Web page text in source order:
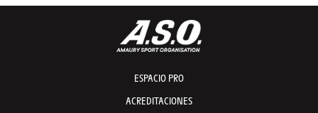
ESPACIO PRO
ACREDITACIONES